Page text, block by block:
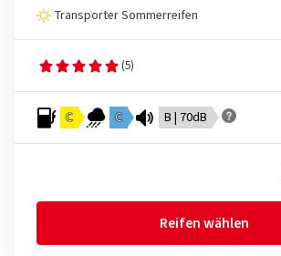
Transporter Sommerreifen
(5)
C C B | 70dB
Reifen wählen